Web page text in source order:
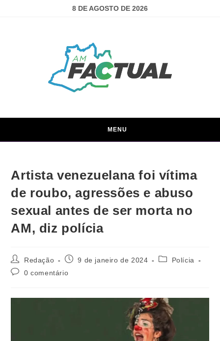
8 DE AGOSTO DE 2026
MENU
Artista venezuelana foi vítima
de roubo, agressões e abuso
sexual antes de ser morta no
AM, diz polícia
Redação 9 de janeiro de 2024
Polícia
0 comentário